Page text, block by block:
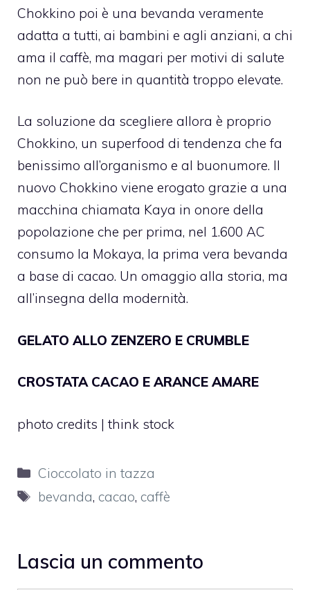
Chokkino poi è una bevanda veramente
adatta a tutti, ai bambini e agli anziani, a chi
ama il caffè, ma magari per motivi di salute
non ne può bere in quantità troppo elevate.
La soluzione da scegliere allora è proprio
Chokkino, un superfood di tendenza che fa
benissimo all’organismo e al buonumore. Il
nuovo Chokkino viene erogato grazie a una
macchina chiamata Kaya in onore della
popolazione che per prima, nel 1.600 AC
consumo la Mokaya, la prima vera bevanda
a base di cacao. Un omaggio alla storia, ma
all’insegna della modernità.
GELATO ALLO ZENZERO E CRUMBLE
CROSTATA CACAO E ARANCE AMARE
photo credits | think stock
Categorie
Cioccolato in tazza
Tag
bevanda, cacao, caffè
Lascia un commento